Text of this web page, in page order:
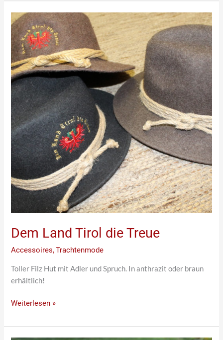
Dem Land Tirol die Treue
Accessoires,Trachtenmode
Toller Filz Hut mit Adler und Spruch. In anthrazit oder braun
erhältlich!
Dem
Land
Tirol
die
Treue
Weiterlesen »